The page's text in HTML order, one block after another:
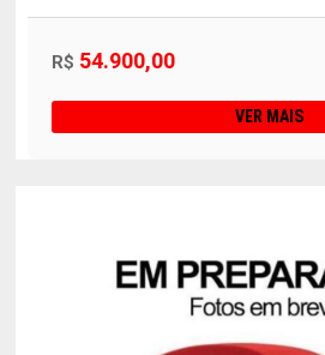
R$ 54.900,00
VER MAIS